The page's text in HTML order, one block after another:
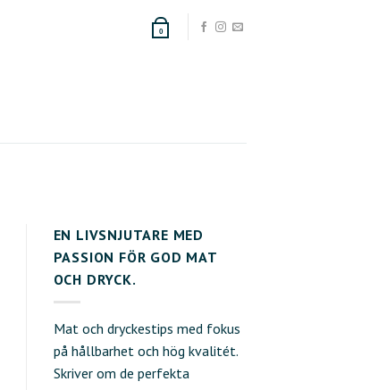
0
EN LIVSNJUTARE MED
PASSION FÖR GOD MAT
OCH DRYCK.
Mat och dryckestips med fokus
på hållbarhet och hög kvalitét.
Skriver om de perfekta